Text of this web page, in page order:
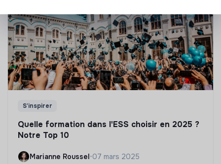
S'inspirer
Quelle formation dans l'ESS choisir en 2025 ?
Notre Top 10
Marianne Roussel•07 mars 2025